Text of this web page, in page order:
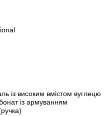
із високим вмістом вуглецю
із армуванням